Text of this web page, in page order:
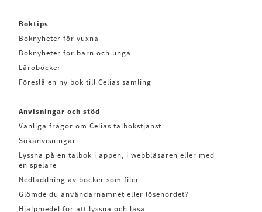
Boktips
Boknyheter för vuxna
Boknyheter för barn och unga
Läroböcker
Föreslå en ny bok till Celias samling
Anvisningar och stöd
Vanliga frågor om Celias talbokstjänst
Sökanvisningar
Lyssna på en talbok i appen, i webbläsaren eller med
en spelare
Nedladdning av böcker som filer
Glömde du användarnamnet eller lösenordet?
Hjälpmedel för att lyssna och läsa